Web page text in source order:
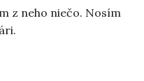
z neho niečo. Nosím